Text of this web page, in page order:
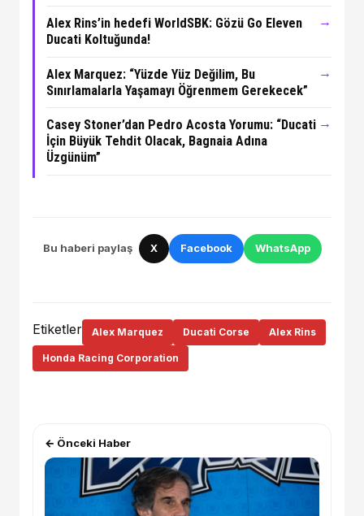
Alex Rins’in hedefi WorldSBK: Gözü Go Eleven
Ducati Koltuğunda!
→
Alex Marquez: “Yüzde Yüz Değilim, Bu
Sınırlamalarla Yaşamayı Öğrenmem Gerekecek”
→
Casey Stoner’dan Pedro Acosta Yorumu: “Ducati
İçin Büyük Tehdit Olacak, Bagnaia Adına
Üzgünüm”
→
Bu haberi paylaş X Facebook WhatsApp
Etiketler Alex Marquez Ducati Corse Alex Rins
Honda Racing Corporation
← Önceki Haber